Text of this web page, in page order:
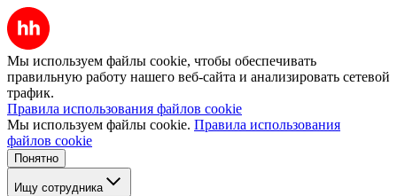
Мы используем файлы cookie, чтобы обеспечивать
правильную работу нашего веб-сайта и анализировать сетевой
трафик.
Правила использования файлов cookie
Мы используем файлы cookie. Правила использования
файлов cookie
Понятно
Ищу сотрудника